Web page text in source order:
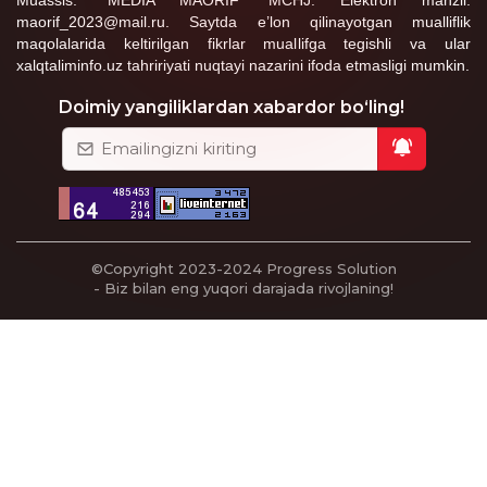
Adolat Samadova
23:02:23 / 19.06.2026
мактабга эса текширувчи келса
келишади, улар билимни мактабдан
олишмияпди, нахотки юкоридаги
мутасаддилар буни билишмайди, ойлик
кутариш , впщ
Javob
Adolat Samadova
23:00:46 / 19.06.2026
Ман вазирликдан илтимос килардим,
maorif_2023@mail.ru. Saytda e’lon qilinayotgan mualliflik
maqolalarida keltirilgan fikrlar muallifga tegishli va ular
xalqtaliminfo.uz tahririyati nuqtayi nazarini ifoda etmasligi mumkin.
Doimiy yangiliklardan xabardor bo‘ling!
©Copyright 2023-2024 Progress Solution
- Biz bilan eng yuqori darajada rivojlaning!